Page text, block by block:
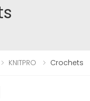
KNITPRO Crochets